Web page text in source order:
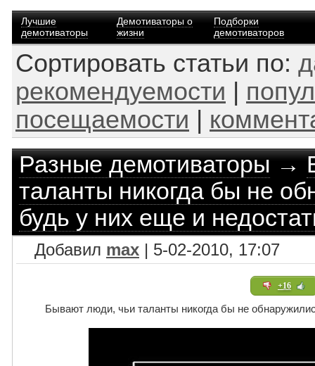
Лучшие
демотиваторы
Демотиваторы о
жизни
Подборки
демотиваторов
Сортировать статьи по:
рекомендуемости
посещаемости
Разные демотиваторы→
таланты никогда бы не
будь у них еще и
Добавил max | 5-02-2010, 17:07
+16
Бывают люди, чьи таланты никогда бы не